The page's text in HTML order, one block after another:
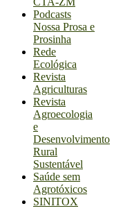
Podcasts
Nossa Prosa e
Prosinha
Rede
Ecológica
Revista
Agriculturas
Revista
Agroecologia
e
Desenvolvimento
Rural
Sustentável
Saúde sem
Agrotóxicos
SINITOX